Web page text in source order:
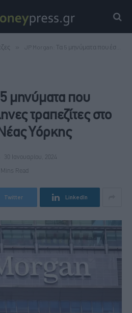
JP Morgan: Τα 5 μηνύματα που έστειλαν οι Έλληνες τραπεζίτες στο roadshow της Νέας Υόρκης
μηνύματα που
τραπεζίτες στο
Υόρκης
30 Ιανουαρίου, 2024
Mins Read
Twitter LinkedIn